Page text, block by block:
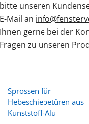
bitte unseren
E-Mail an
Ihnen gerne bei der
Fragen zu unseren
Sprossen für
Hebeschiebetüren aus
Kunststoff-Alu